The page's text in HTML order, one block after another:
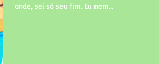
onde, sei só seu fim. Eu nem...